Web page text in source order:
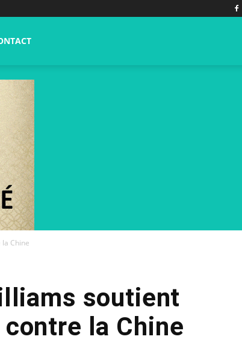
Chine
soutient
la Chine